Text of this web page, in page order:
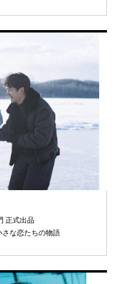
正式出品
な恋たちの物語